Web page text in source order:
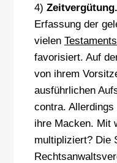
4) Zeitvergütung.
Erfassung der
vielen
favorisiert. Auf
von ihrem
ausführlichen
contra.
ihre Macken. Mit
multipliziert? Die